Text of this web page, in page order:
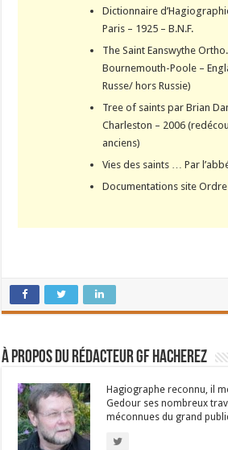
Dictionnaire
Paris – 1925 – B.N.F.
The Saint Eanswythe
Bournemouth-Poole –
Russe/ hors Russie)
Tree of saints par Brian
Charleston – 2006
anciens)
Vies des saints … Par
Documentations site
À propos du rédacteur GF Hacherez
Hagiographe reconnu, il
Gedour ses nombreux
méconnues du grand